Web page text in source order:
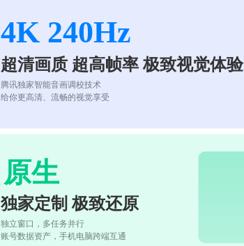
4K 240Hz
超清画质 超高帧率 极致视觉体验
腾讯独家智能音画调校技术
给你更高清、流畅的视觉享受
原生
独家定制 极致还原
独立窗口，多任务并行
账号数据资产，手机电脑跨端互通